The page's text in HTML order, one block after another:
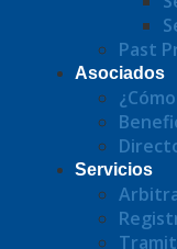
Past
Asociados
Servicios